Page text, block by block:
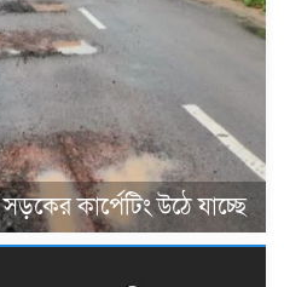
কার্পেটিং উঠে যাচ্ছে